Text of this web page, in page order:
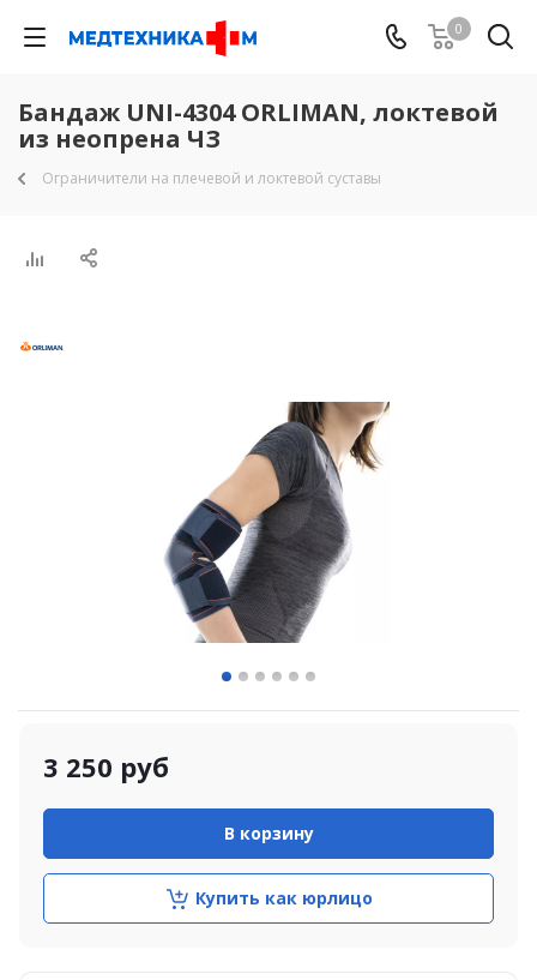
0
Бандаж UNI-4304 ORLIMAN, локтевой
из неопрена ЧЗ
Ограничители на плечевой и локтевой суставы
3 250 руб
В корзину
Купить как юрлицо